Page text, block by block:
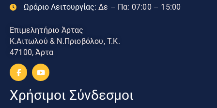
Ωράριο Λειτουργίας: Δε – Πα: 07:00 – 15:00
Επιμελητήριο Άρτας
Κ.Αιτωλού & Ν.Πριοβόλου, Τ.Κ.
47100, Άρτα
Χρήσιμοι Σύνδεσμοι